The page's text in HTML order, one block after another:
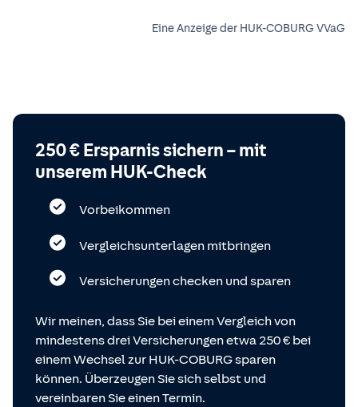
Eine Anzeige der HUK-COBURG VVaG
250 € Ersparnis sichern – mit
unserem HUK-Check
Vorbeikommen
Vergleichsunterlagen mitbringen
Versicherungen checken und sparen
Wir meinen, dass Sie bei einem Vergleich von
mindestens drei Versicherungen etwa 250 € bei
einem Wechsel zur HUK-COBURG sparen
können. Überzeugen Sie sich selbst und
vereinbaren Sie einen Termin.